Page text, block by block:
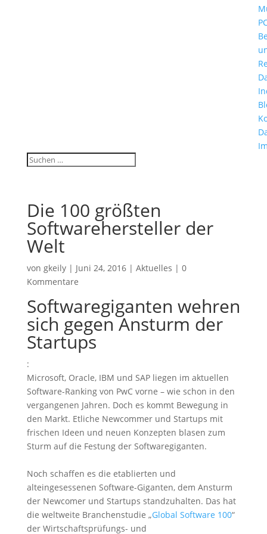
Die 100 größten
Softwarehersteller der
Welt
von gkeily| Juni 24, 2016| Aktuelles | 0
Kommentare
Softwaregiganten wehren
sich gegen Ansturm der
Startups
:
Microsoft, Oracle, IBM und SAP liegen im aktuellen
Software-Ranking von PwC vorne – wie schon in den
vergangenen Jahren. Doch es kommt Bewegung in
den Markt. Etliche Newcommer und Startups mit
frischen Ideen und neuen Konzepten blasen zum
Sturm auf die Festung der Softwaregiganten.
Noch schaffen es die etablierten und
alteingesessenen Software-Giganten, dem Ansturm
der Newcomer und Startups standzuhalten. Das hat
die weltweite Branchenstudie „Global Software 100“
der Wirtschaftsprüfungs- und